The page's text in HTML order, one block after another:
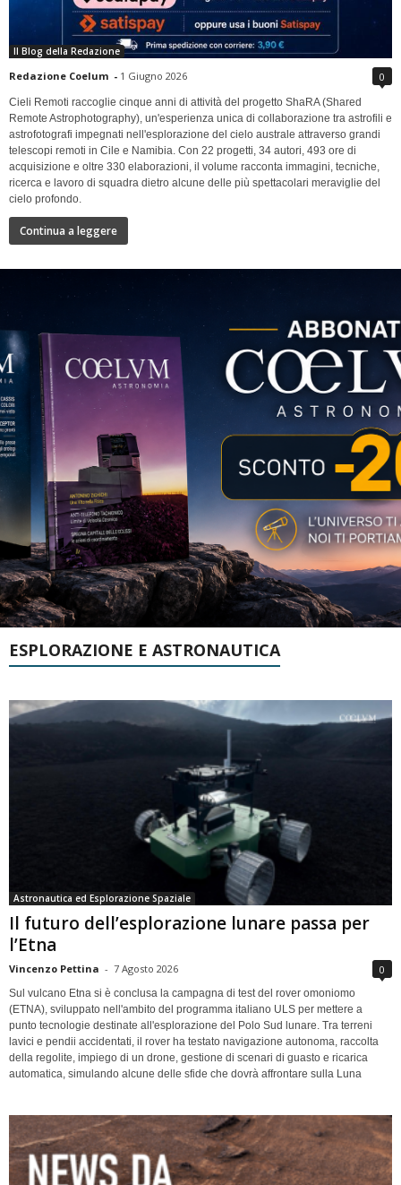
Il Blog della Redazione
Redazione Coelum - 1 Giugno 2026 0
Cieli Remoti raccoglie cinque anni di attività del progetto ShaRA (Shared
Remote Astrophotography), un'esperienza unica di collaborazione tra astrofili e
astrofotografi impegnati nell'esplorazione del cielo australe attraverso grandi
telescopi remoti in Cile e Namibia. Con 22 progetti, 34 autori, 493 ore di
acquisizione e oltre 330 elaborazioni, il volume racconta immagini, tecniche,
ricerca e lavoro di squadra dietro alcune delle più spettacolari meraviglie del
cielo profondo.
Continua a leggere
ESPLORAZIONE E ASTRONAUTICA
Astronautica ed Esplorazione Spaziale
Il futuro dell’esplorazione lunare passa per
l’Etna
Vincenzo Pettina - 7 Agosto 2026 0
Sul vulcano Etna si è conclusa la campagna di test del rover omoniomo
(ETNA), sviluppato nell'ambito del programma italiano ULS per mettere a
punto tecnologie destinate all'esplorazione del Polo Sud lunare. Tra terreni
lavici e pendii accidentati, il rover ha testato navigazione autonoma, raccolta
della regolite, impiego di un drone, gestione di scenari di guasto e ricarica
automatica, simulando alcune delle sfide che dovrà affrontare sulla Luna